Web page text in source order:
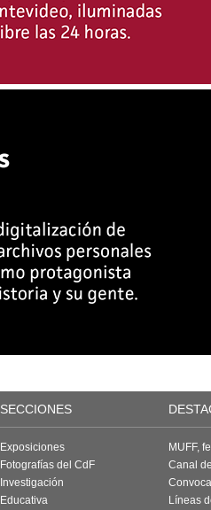
SECCIONES
Exposiciones
Fotografías del CdF
Investigación
Educativa
MUFF,
Canal
Líneas